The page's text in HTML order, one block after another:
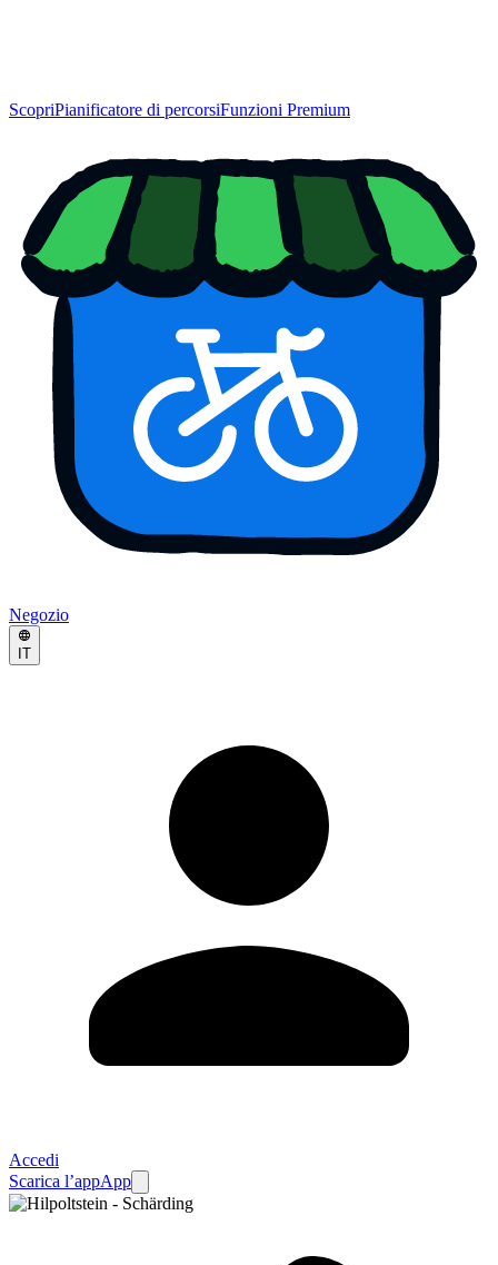
ScopriPianificatore di percorsiFunzioni Premium
Negozio
IT
Accedi
Scarica l’appApp